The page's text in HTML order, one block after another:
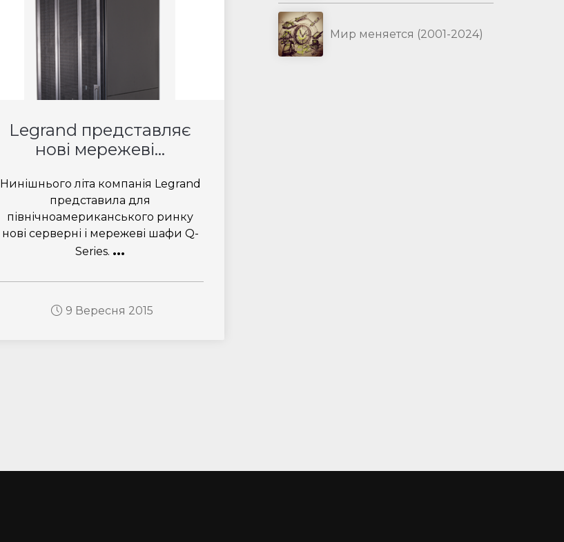
Legrand представляє
нові мережеві...
Нинішнього літа компанія Legrand
представила для
північноамериканського ринку
нові серверні і мережеві шафи Q-
Series. ...
9 Вересня 2015
Мир меняется (2001-2024)